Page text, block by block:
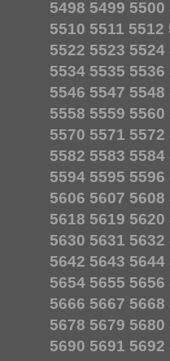
5498 5499 5500
5510 5511 5512
5522 5523 5524
5534 5535 5536
5546 5547 5548
5558 5559 5560
5570 5571 5572
5582 5583 5584
5594 5595 5596
5606 5607 5608
5618 5619 5620
5630 5631 5632
5642 5643 5644
5654 5655 5656
5666 5667 5668
5678 5679 5680
5690 5691 5692